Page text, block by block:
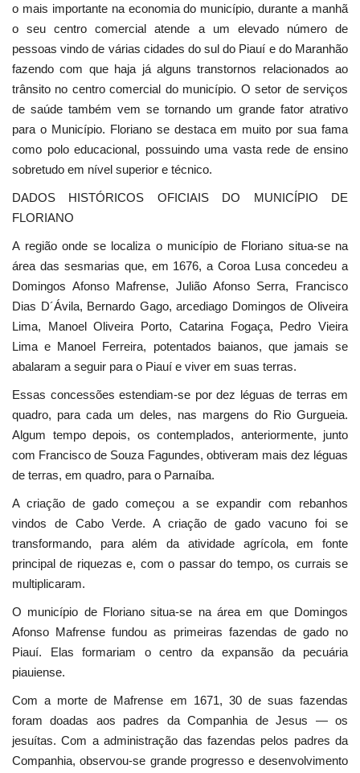
o mais importante na economia do município, durante a manhã
o seu centro comercial atende a um elevado número de
pessoas vindo de várias cidades do sul do Piauí e do Maranhão
fazendo com que haja já alguns transtornos relacionados ao
trânsito no centro comercial do município. O setor de serviços
de saúde também vem se tornando um grande fator atrativo
para o Município. Floriano se destaca em muito por sua fama
como polo educacional, possuindo uma vasta rede de ensino
sobretudo em nível superior e técnico.
DADOS HISTÓRICOS OFICIAIS DO MUNICÍPIO DE
FLORIANO
A região onde se localiza o município de Floriano situa-se na
área das sesmarias que, em 1676, a Coroa Lusa concedeu a
Domingos Afonso Mafrense, Julião Afonso Serra, Francisco
Dias D´Ávila, Bernardo Gago, arcediago Domingos de Oliveira
Lima, Manoel Oliveira Porto, Catarina Fogaça, Pedro Vieira
Lima e Manoel Ferreira, potentados baianos, que jamais se
abalaram a seguir para o Piauí e viver em suas terras.
Essas concessões estendiam-se por dez léguas de terras em
quadro, para cada um deles, nas margens do Rio Gurgueia.
Algum tempo depois, os contemplados, anteriormente, junto
com Francisco de Souza Fagundes, obtiveram mais dez léguas
de terras, em quadro, para o Parnaíba.
A criação de gado começou a se expandir com rebanhos
vindos de Cabo Verde. A criação de gado vacuno foi se
transformando, para além da atividade agrícola, em fonte
principal de riquezas e, com o passar do tempo, os currais se
multiplicaram.
O município de Floriano situa-se na área em que Domingos
Afonso Mafrense fundou as primeiras fazendas de gado no
Piauí. Elas formariam o centro da expansão da pecuária
piauiense.
Com a morte de Mafrense em 1671, 30 de suas fazendas
foram doadas aos padres da Companhia de Jesus — os
jesuítas. Com a administração das fazendas pelos padres da
Companhia, observou-se grande progresso e desenvolvimento